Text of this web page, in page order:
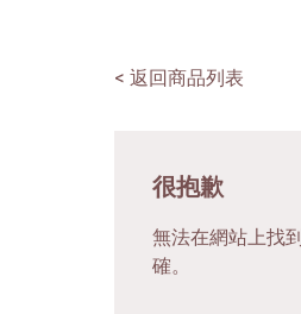
< 返回商品列表
很抱歉
無法在網站上找
確。